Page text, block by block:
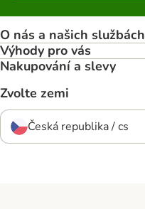
O nás a našich službách
Výhody pro vás
Nakupování a slevy
Zvolte zemi
Česká republika / cs